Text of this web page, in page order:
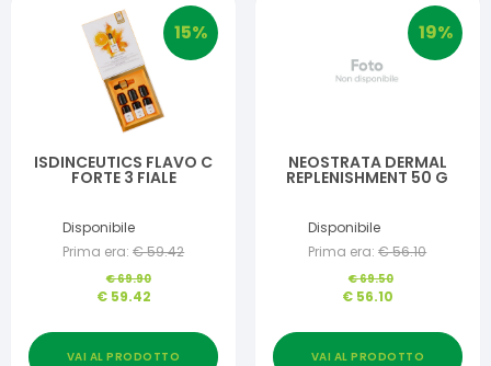
15%
ISDINCEUTICS FLAVO C
FORTE 3 FIALE
Disponibile
Prima era: €59.42
€69.90
€ 59.42
VAI AL PRODOTTO
19%
NEOSTRATA DERMAL
REPLENISHMENT 50 G
Disponibile
Prima era: €56.10
€69.50
€ 56.10
VAI AL PRODOTTO